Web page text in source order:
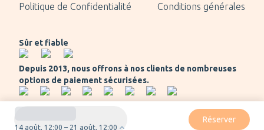
14 août, 12:00 – 21 août, 12:00
Réserver
Politique de Confidentialité Conditions générales
Sûr et fiable
Depuis 2013, nous offrons à nos clients de nombreuses
options de paiement sécurisées.